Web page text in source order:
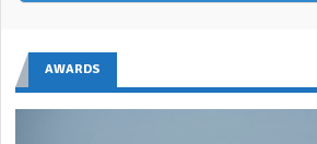
AWARDS